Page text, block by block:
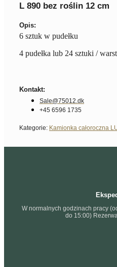
L 890 bez roślin 12 cm
Opis:
6 sztuk w pudełku
4 pudełka lub 24 sztuki /
Kontakt:
Sale@75012.dk
+45 6596 1735
Kategorie: Kamionka całoroczna
W normalnych godzinach pracy
do 15:00)